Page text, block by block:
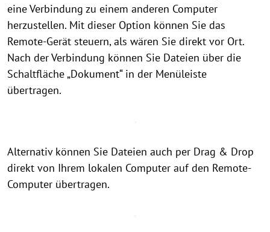
eine Verbindung zu einem anderen Computer
herzustellen. Mit dieser Option können Sie das
Remote-Gerät steuern, als wären Sie direkt vor Ort.
Nach der Verbindung können Sie Dateien über die
Schaltfläche „Dokument“ in der Menüleiste
übertragen.
Alternativ können Sie Dateien auch per Drag & Drop
direkt von Ihrem lokalen Computer auf den Remote-
Computer übertragen.